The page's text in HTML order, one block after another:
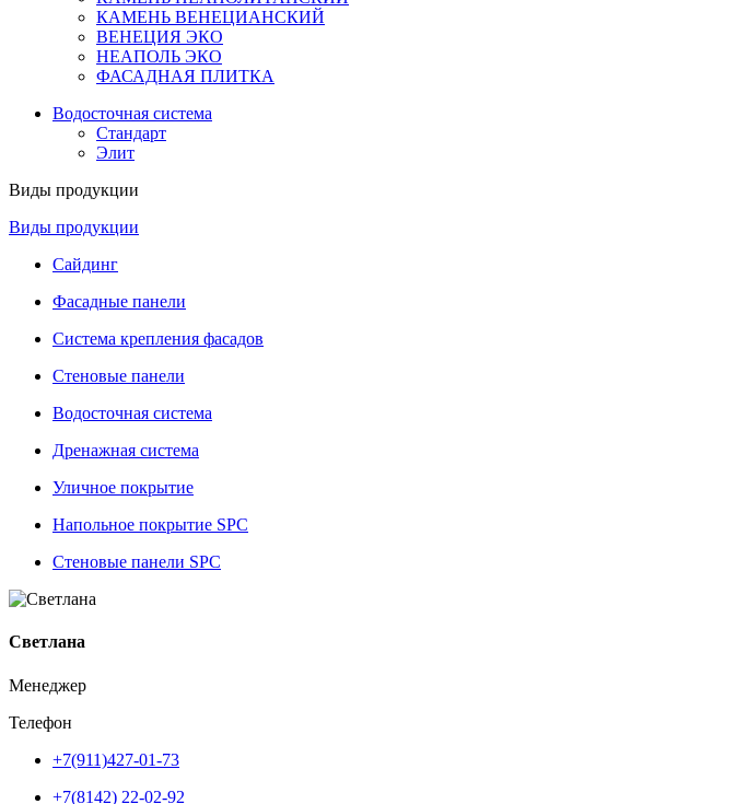
КАМЕНЬ ВЕНЕЦИАНСКИЙ
ВЕНЕЦИЯ ЭКО
НЕАПОЛЬ ЭКО
ФАСАДНАЯ ПЛИТКА
Водосточная система
Стандарт
Элит
Виды продукции
Виды продукции
Сайдинг
Фасадные панели
Система крепления фасадов
Стеновые панели
Водосточная система
Дренажная система
Уличное покрытие
Напольное покрытие SPC
Стеновые панели SPC
Светлана
Менеджер
Телефон
+7(911)427-01-73
+7(8142) 22-02-92